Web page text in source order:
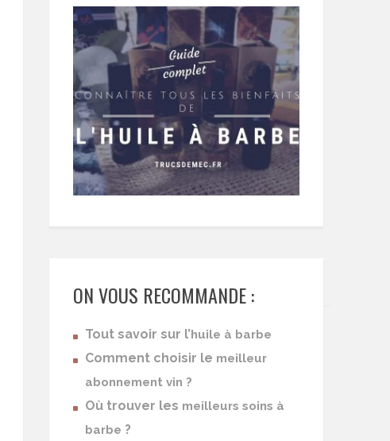
ON VOUS RECOMMANDE :
Tout savoir sur l’ huile à barbe
Comment choisir le meilleur
abonnement vin ?
Où trouver les meilleurs soins à
barbe ?